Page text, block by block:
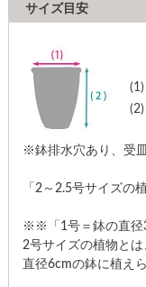
サイズ目安
(1)
(2)
※鉢排水穴あり、受
「2～2.5号サイズの
※※「1号＝鉢の直径
2号サイズの植物とは
直径6cmの鉢に植え